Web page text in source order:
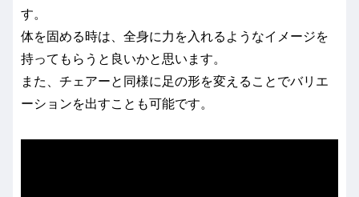
す。
体を固める時は、全身に力を入れるようなイメージを
持ってもらうと良いかと思います。
また、チェアーと同様に足の形を変えることでバリエ
ーションを出すことも可能です。